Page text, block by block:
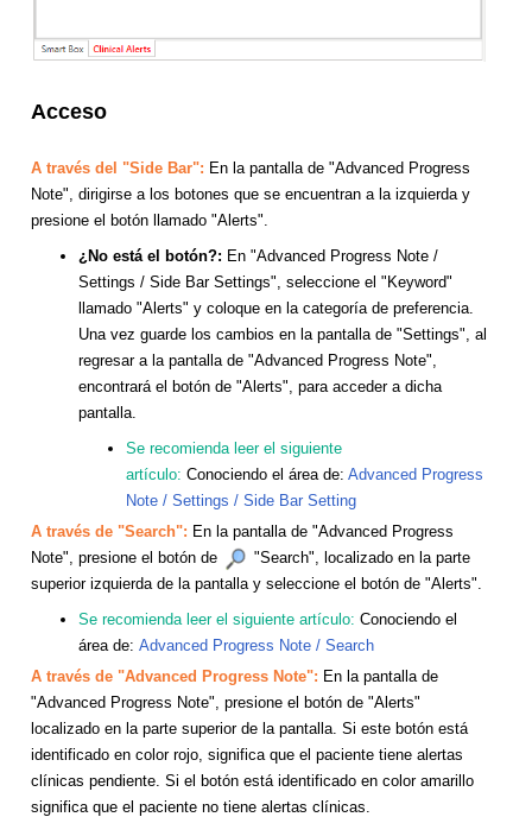
Acceso
A través del "Side Bar": En la pantalla de "Advanced Progress
Note", dirigirse a los botones que se encuentran a la izquierda y
presione el botón llamado "Alerts".
¿No está el botón?: En "Advanced Progress Note /
Settings / Side Bar Settings", seleccione el "Keyword"
llamado "Alerts" y coloque en la categoría de preferencia.
Una vez guarde los cambios en la pantalla de "Settings", al
regresar a la pantalla de "Advanced Progress Note",
encontrará el botón de "Alerts", para acceder a dicha
pantalla.
Se recomienda leer el siguiente
artículo: Conociendo el área de: Advanced Progress
Note / Settings / Side Bar Setting
A través de "Search": En la pantalla de "Advanced Progress
Note", presione el botón de
"Search", localizado en la parte
superior izquierda de la pantalla y seleccione el botón de "Alerts".
Se recomienda leer el siguiente artículo: Conociendo el
área de: Advanced Progress Note / Search
A través de "Advanced Progress Note": En la pantalla de
"Advanced Progress Note", presione el botón de "Alerts"
localizado en la parte superior de la pantalla. Si este botón está
identificado en color rojo, significa que el paciente tiene alertas
clínicas pendiente. Si el botón está identificado en color amarillo
significa que el paciente no tiene alertas clínicas.